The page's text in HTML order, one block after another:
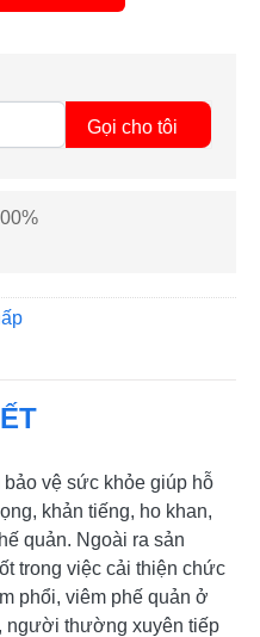
Gọi cho tôi
bảo vệ sức khỏe giúp hỗ
khản tiếng, ho khan,
quản. Ngoài ra sản
trong việc cải thiện chức
phổi, viêm phế quản ở
người thường xuyên tiếp